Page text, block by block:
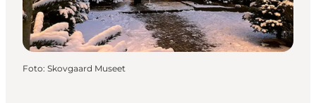
Foto: Skovgaard Museet